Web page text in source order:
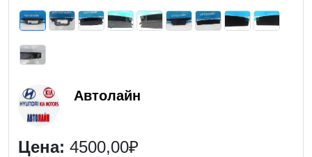
Автолайн
Цена: 4500,00₽